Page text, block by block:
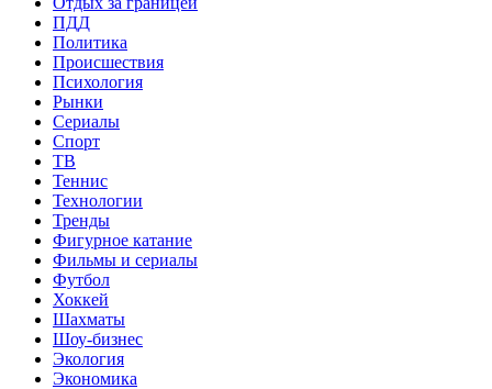
ПДД
Политика
Происшествия
Психология
Рынки
Сериалы
Спорт
ТВ
Теннис
Технологии
Тренды
Фигурное катание
Фильмы и сериалы
Футбол
Хоккей
Шахматы
Шоу-бизнес
Экология
Экономика